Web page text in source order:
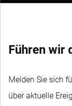
Führen wir
Melden Sie sich
über aktuelle